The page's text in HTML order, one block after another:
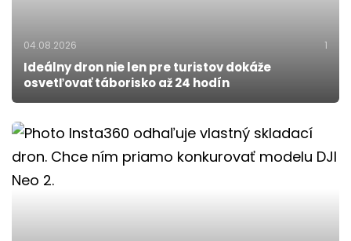
04.08.2026 1
Ideálny dron nie len pre turistov dokáže
osvetľovať táborisko až 24 hodín